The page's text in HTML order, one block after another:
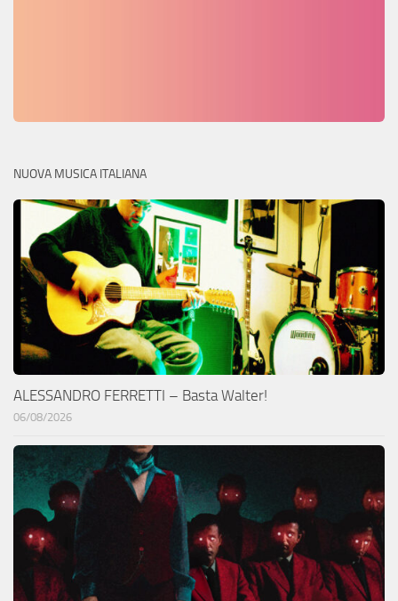
NUOVA MUSICA ITALIANA
ALESSANDRO FERRETTI – Basta Walter!
06/08/2026